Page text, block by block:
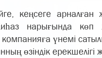
кеңсеге
нарығында көп
үнемі
өзіндік ерекшелігі